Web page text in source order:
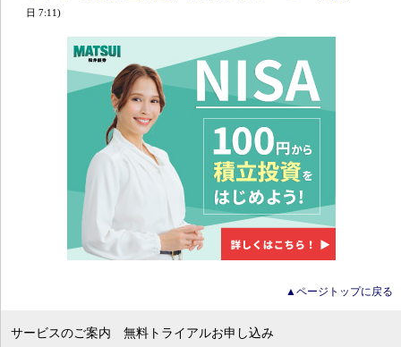
日 7:11)
▲ページトップに戻る
サービスのご案内 無料トライアルお申し込み